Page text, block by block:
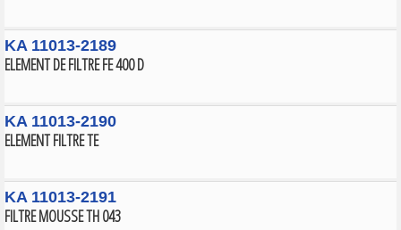
KA 11013-2189
ELEMENT DE FILTRE FE 400 D
KA 11013-2190
ELEMENT FILTRE TE
KA 11013-2191
FILTRE MOUSSE TH 043